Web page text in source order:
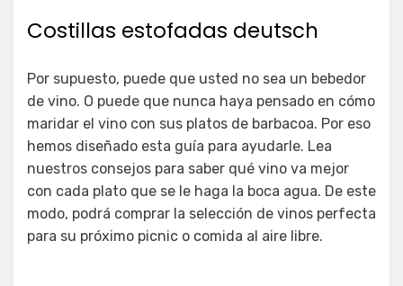
Costillas estofadas deutsch
Por supuesto, puede que usted no sea un bebedor
de vino. O puede que nunca haya pensado en cómo
maridar el vino con sus platos de barbacoa. Por eso
hemos diseñado esta guía para ayudarle. Lea
nuestros consejos para saber qué vino va mejor
con cada plato que se le haga la boca agua. De este
modo, podrá comprar la selección de vinos perfecta
para su próximo picnic o comida al aire libre.